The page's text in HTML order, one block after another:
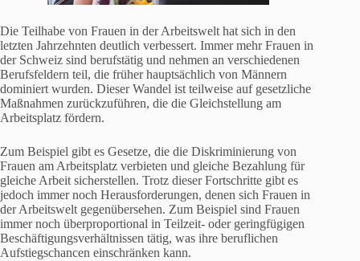
Die Teilhabe von Frauen in der Arbeitswelt hat sich in den
letzten Jahrzehnten deutlich verbessert. Immer mehr Frauen in
der Schweiz sind berufstätig und nehmen an verschiedenen
Berufsfeldern teil, die früher hauptsächlich von Männern
dominiert wurden. Dieser Wandel ist teilweise auf gesetzliche
Maßnahmen zurückzuführen, die die Gleichstellung am
Arbeitsplatz fördern.
Zum Beispiel gibt es Gesetze, die die Diskriminierung von
Frauen am Arbeitsplatz verbieten und gleiche Bezahlung für
gleiche Arbeit sicherstellen. Trotz dieser Fortschritte gibt es
jedoch immer noch Herausforderungen, denen sich Frauen in
der Arbeitswelt gegenübersehen. Zum Beispiel sind Frauen
immer noch überproportional in Teilzeit- oder geringfügigen
Beschäftigungsverhältnissen tätig, was ihre beruflichen
Aufstiegschancen einschränken kann.